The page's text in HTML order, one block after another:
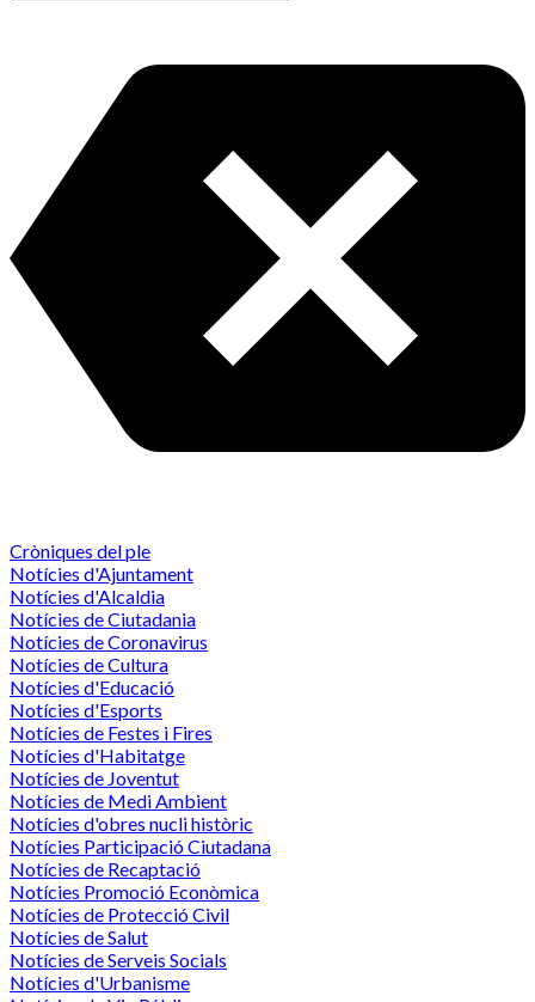
Cròniques del ple
Notícies d'Ajuntament
Notícies d'Alcaldia
Notícies de Ciutadania
Notícies de Coronavirus
Notícies de Cultura
Notícies d'Educació
Notícies d'Esports
Notícies de Festes i Fires
Notícies d'Habitatge
Notícies de Joventut
Notícies de Medi Ambient
Notícies d'obres nucli històric
Notícies Participació Ciutadana
Notícies de Recaptació
Notícies Promoció Econòmica
Notícies de Protecció Civil
Notícies de Salut
Notícies de Serveis Socials
Notícies d'Urbanisme